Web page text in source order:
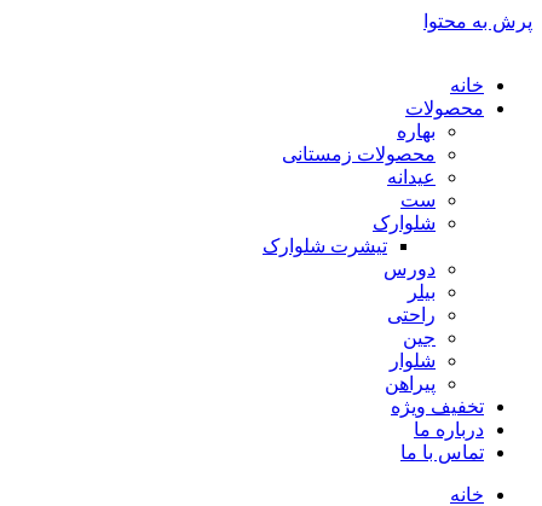
پرش به محتوا
خانه
محصولات
بهاره
محصولات زمستانی
عیدانه
ست
شلوارک
تیشرت شلوارک
دورس
بیلر
راحتی
جین
شلوار
پیراهن
تخفیف ویژه
درباره ما
تماس با ما
خانه